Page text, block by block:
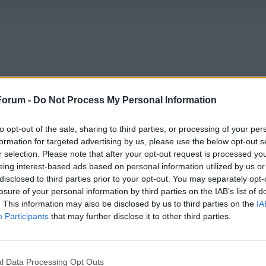
- Do Not Process My Personal Information
opt-out of the sale, sharing to third parties, or processing of your
for targeted advertising by us, please use the below opt-out
selection. Please note that after your opt-out request is processed
interest-based ads based on personal information utilized by us
to third parties prior to your opt-out. You may separately
of your personal information by third parties on the IAB’s list of
This information may also be disclosed by us to third parties on the
Participants that may further disclose it to other third parties.
Data Processing Opt Outs
27 verfasst.
Kein muster alles einfach draufgeklatscht. Hoffe die bringen
im Thema Kader 26/27 reagiert.
27 verfasst.